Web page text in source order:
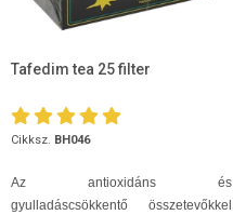
Tafedim tea 25 filter
Cikksz. BH046
Az antioxidáns és
gyulladáscsökkentő összetevőkkel